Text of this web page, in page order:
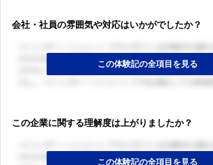
会社・社員の雰囲気や対応はいかがでしたか？
この企業に関する理解度は上がりましたか？